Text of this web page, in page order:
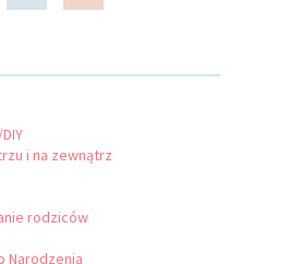
i na zewnątrz
rodziców
Narodzenia